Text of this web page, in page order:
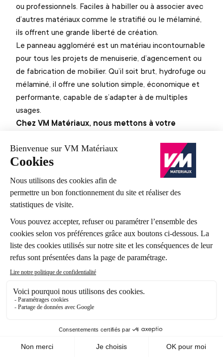
ou professionnels. Faciles à habiller ou à associer avec
d’autres matériaux comme le stratifié ou le mélaminé,
ils offrent une grande liberté de création.
Le panneau aggloméré est un matériau incontournable
pour tous les projets de menuiserie, d’agencement ou
de fabrication de mobilier. Qu’il soit brut, hydrofuge ou
mélaminé, il offre une solution simple, économique et
performante, capable de s’adapter à de multiples
usages.
Chez VM Matériaux, nous mettons à votre
agglomérés, sélectionnée pour sa qualité, sa
durabilité et sa facilité de mise en œuvre. Vous
pouvez retrouver nos produits dans différentes
dimensions et épaisseurs, avec la possibilité de
conseils personnalisés en agence.
équipes sont là pour vous guider dans vos choix et
vous proposer les meilleures solutions techniques
adaptées à votre projet. Faites confiance à l’expertise
intérieurs.